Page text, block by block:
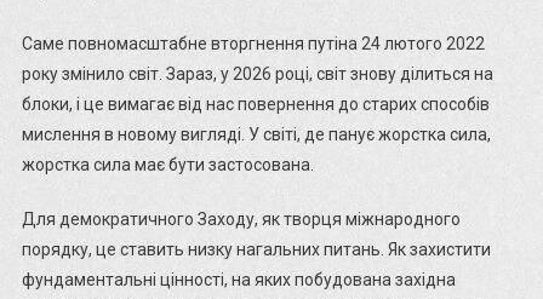
Саме повномасштабне вторгнення путіна 24 лютого 2022
року змінило світ. Зараз, у 2026 році, світ знову ділиться на
блоки, і це вимагає від нас повернення до старих способів
мислення в новому вигляді. У світі, де панує жорстка сила,
жорстка сила має бути застосована.
Для демократичного Заходу, як творця міжнародного
порядку, це ставить низку нагальних питань. Як захистити
фундаментальні цінності, на яких побудована західна